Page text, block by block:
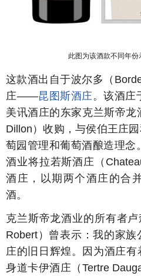
此图为该酒款不同年
这款酒出自于波尔多（
庄——昆图斯酒庄。该酒庄
美讯酒庄的东家克兰斯帝龙
Dillon）收购，与侯伯王庄
萄园管理和葡萄酒酿造理念
酒业将拉若斯酒庄（
酒庄，以期两个酒庄的合
酒。
克兰斯帝龙酒业的所有者
Robert）曾表示：我的家
庄的旧日辉煌。因为酒庄
身道卡伊酒庄（Tertre